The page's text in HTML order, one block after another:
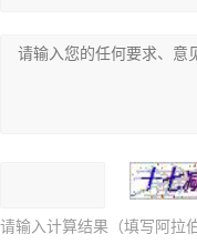
请输入计算结果（填写阿拉